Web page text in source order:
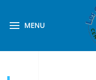
MENU